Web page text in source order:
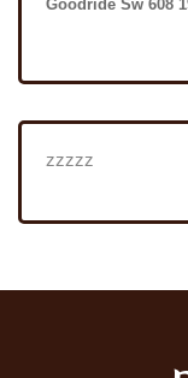
Goodride Sw 608
zzzzz